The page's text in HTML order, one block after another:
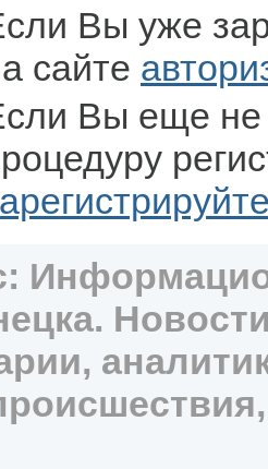
Вы уже
сайте
Вы еще не